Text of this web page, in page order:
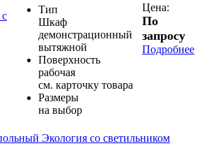
Тип
Шкаф
демонстрационный
вытяжной
Поверхность
рабочая
см. карточку товара
Размеры
на выбор
Цена:
По
запросу
Подробнее
Экология со светильником